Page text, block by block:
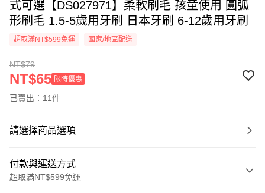
式可選【DS027971】柔軟刷毛 孩童使用 圓弧
形刷毛 1.5-5歲用牙刷 日本牙刷 6-12歲用牙刷
超取滿NT$599免運 國家/地區配送
NT$79
NT$65 限時優惠
已賣出：11件
請選擇商品選項
付款與運送方式
超取滿NT$599免運